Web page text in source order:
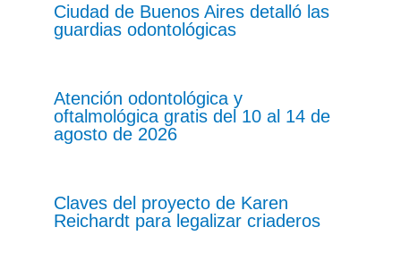
Ciudad de Buenos Aires detalló las
guardias odontológicas
Atención odontológica y
oftalmológica gratis del 10 al 14 de
agosto de 2026
Claves del proyecto de Karen
Reichardt para legalizar criaderos